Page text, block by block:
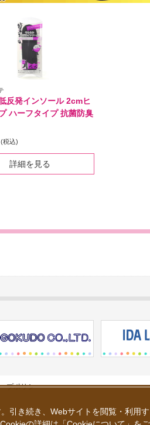
引き続き、Webサイトを閲覧・利用
反発インソール 2cmヒ
ハーフタイプ 抗菌防臭
(税込)
詳細を見る
プポリシー